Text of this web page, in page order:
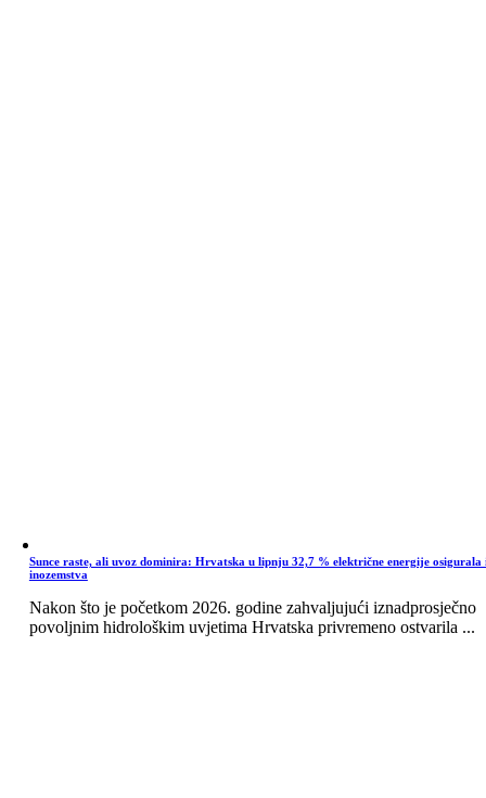
Sunce raste, ali uvoz dominira: Hrvatska u lipnju 32,7 % električne energije osigurala
inozemstva
Nakon što je početkom 2026. godine zahvaljujući iznadprosječno
povoljnim hidrološkim uvjetima Hrvatska privremeno ostvarila ...